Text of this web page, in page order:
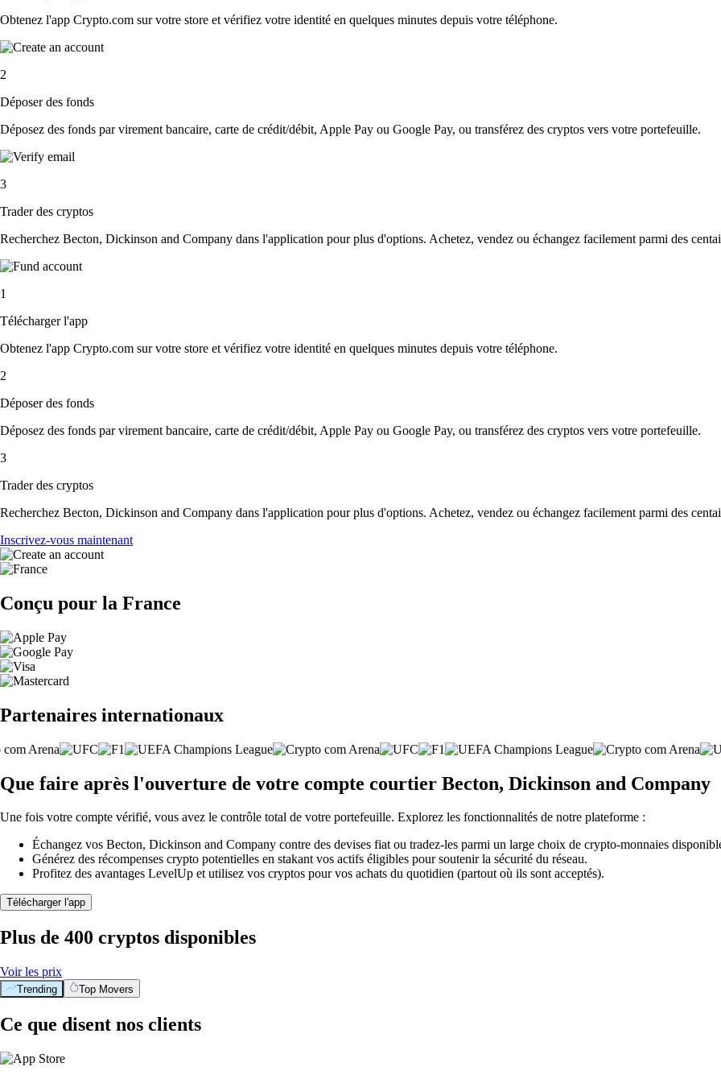
Obtenez l'app Crypto.com sur votre store et vérifiez votre identité en quelques minutes depuis votre téléphone.
2
Déposer des fonds
Déposez des fonds par virement bancaire, carte de crédit/débit, Apple Pay ou Google Pay, ou transférez des cryptos vers votre portefeuille.
3
Trader des cryptos
Recherchez Becton, Dickinson and Company dans l'application pour plus d'options. Achetez, vendez ou échangez facilement parmi des
1
Télécharger l'app
Obtenez l'app Crypto.com sur votre store et vérifiez votre identité en quelques minutes depuis votre téléphone.
2
Déposer des fonds
Déposez des fonds par virement bancaire, carte de crédit/débit, Apple Pay ou Google Pay, ou transférez des cryptos vers votre portefeuille.
3
Trader des cryptos
Recherchez Becton, Dickinson and Company dans l'application pour plus d'options. Achetez, vendez ou échangez facilement parmi des
Inscrivez-vous maintenant
Conçu pour la France
Partenaires internationaux
Que faire après l'ouverture de votre compte courtier Becton, Dickinson and Company
Une fois votre compte vérifié, vous avez le contrôle total de votre portefeuille. Explorez les fonctionnalités de notre plateforme :
Échangez vos Becton, Dickinson and Company contre des devises fiat ou tradez-les parmi un large choix de crypto-monnaies
Générez des récompenses crypto potentielles en stakant vos actifs éligibles pour soutenir la sécurité du réseau.
Profitez des avantages LevelUp et utilisez vos cryptos pour vos achats du quotidien (partout où ils sont acceptés).
Télécharger l'app
Plus de 400 cryptos disponibles
Voir les prix
Trending Top Movers
Ce que disent nos clients